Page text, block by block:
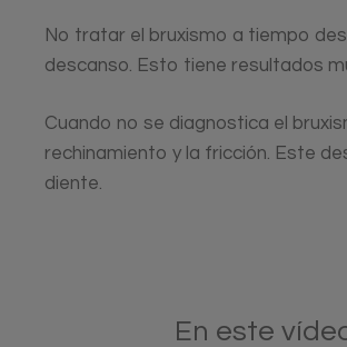
No tratar el bruxismo a tiempo
descanso. Esto tiene resultados
Cuando no se diagnostica el
rechinamiento y la fricción. Este
diente.
En este